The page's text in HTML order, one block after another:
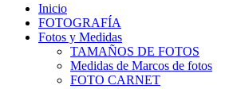
Inicio
FOTOGRAFÍA
Fotos y Medidas
TAMAÑOS DE FOTOS
Medidas de Marcos de fotos
FOTO CARNET